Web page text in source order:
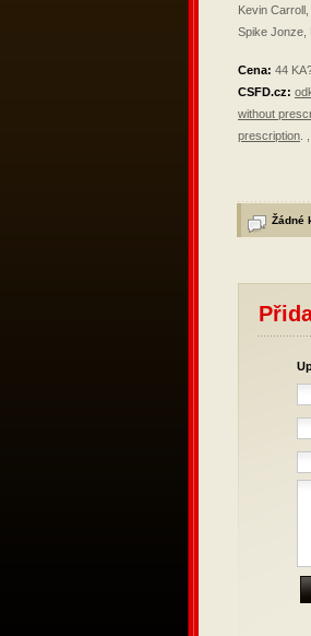
Kevin
Spike Jonze,
Cena: 44
CSFD.cz:
without
prescription
Žádné